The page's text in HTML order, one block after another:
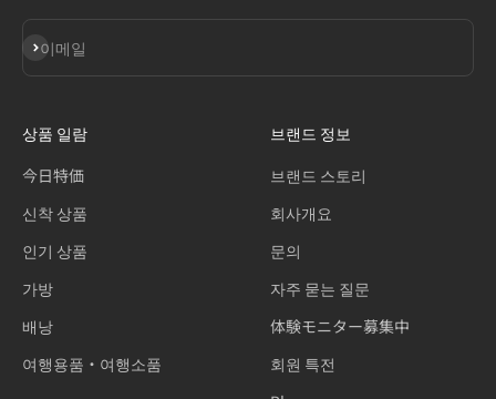
이메일
구독
상품 일람
今日特価
신착 상품
인기 상품
가방
배낭
여행용품・여행소품
브랜드 정보
브랜드 스토리
회사개요
문의
자주 묻는 질문
体験モニター募集中
회원 특전